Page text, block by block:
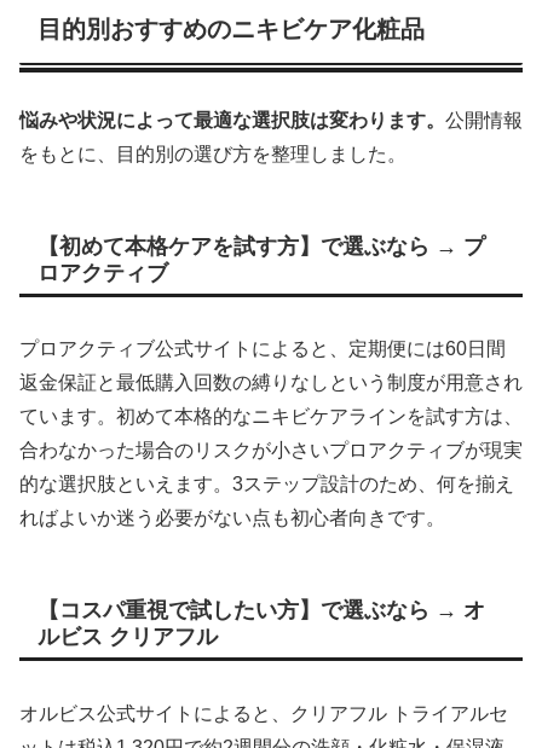
目的別おすすめのニキビケア化粧品
悩みや状況によって最適な選択肢は変わります。 公開情報
をもとに、目的別の選び方を整理しました。
【初めて本格ケアを試す方】で選ぶなら → プ
ロアクティブ
プロアクティブ公式サイトによると、定期便には60日間
返金保証と最低購入回数の縛りなしという制度が用意され
ています。初めて本格的なニキビケアラインを試す方は、
合わなかった場合のリスクが小さいプロアクティブが現実
的な選択肢といえます。3ステップ設計のため、何を揃え
ればよいか迷う必要がない点も初心者向きです。
【コスパ重視で試したい方】で選ぶなら → オ
ルビス クリアフル
オルビス公式サイトによると、クリアフル トライアルセ